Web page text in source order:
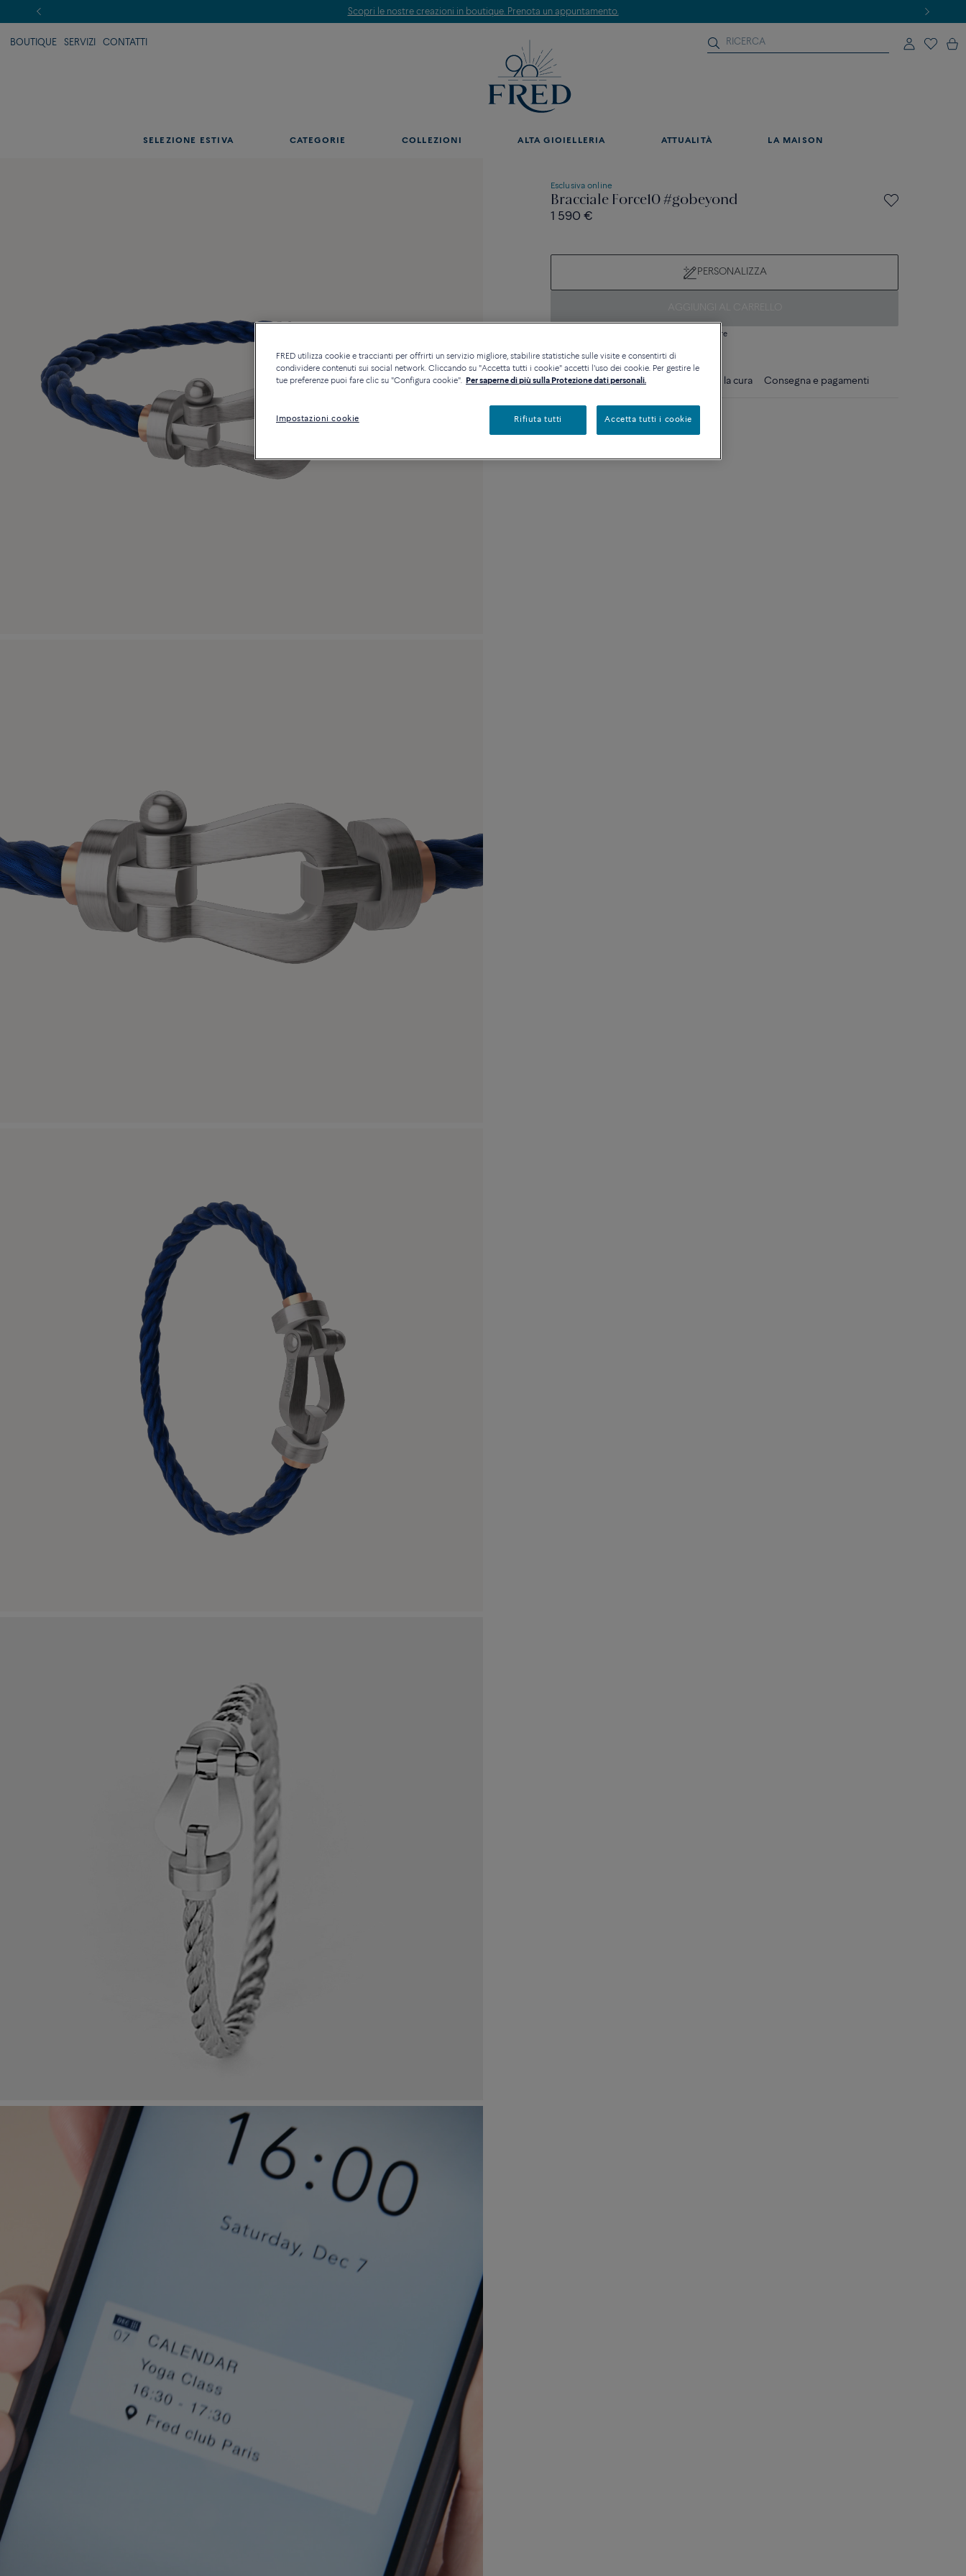
Scopri le nostre creazioni in boutique. Prenota un appuntamento.
BOUTIQUE SERVIZI CONTATTI
SELEZIONE ESTIVA CATEGORIE COLLEZIONI ALTA GIOIELLERIA ATTUALITÀ LA MAISON
Esclusiva online
Bracciale Force10 #gobeyond
1 590 €
PERSONALIZZA
Contattataci per qualsiasi domanda sulle misure
Descrizione Dettagli Consigli per la cura Consegna e pagamenti
Modello grande in acciaio
FRED utilizza cookie e traccianti per offrirti un servizio migliore, stabilire statistiche sulle visite e consentirti di
condividere contenuti sui social network. Cliccando su "Accetta tutti i cookie" accetti l'uso dei cookie. Per gestire le
tue preferenze puoi fare clic su "Configura cookie". Per saperne di più sulla Protezione dati personali.
Impostazioni cookie Rifiuta tutti Accetta tutti i cookie